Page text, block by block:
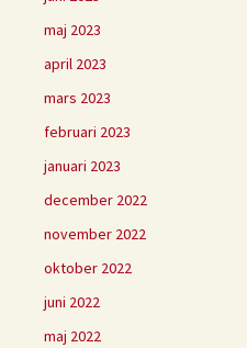
maj 2023
april 2023
mars 2023
februari 2023
januari 2023
december 2022
november 2022
oktober 2022
juni 2022
maj 2022